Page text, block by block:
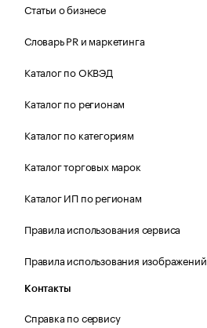
Статьи о бизнесе
Словарь PR и маркетинга
Каталог по ОКВЭД
Каталог по регионам
Каталог по категориям
Каталог торговых марок
Каталог ИП по регионам
Правила использования сервиса
Правила использования изображений
Контакты
Справка по сервису